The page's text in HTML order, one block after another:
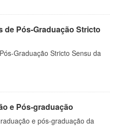
de Pós-Graduação Stricto
Graduação Stricto Sensu da
e Pós-graduação
e pós-graduação da